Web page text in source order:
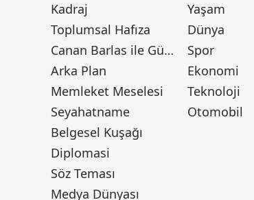
Kadraj
Toplumsal Hafıza
Canan Barlas ile Gündem
Arka Plan
Memleket Meselesi
Seyahatname
Belgesel Kuşağı
Diplomasi
Söz Teması
Medya Dünyası
Yaşam
Dünya
Spor
Ekonomi
Teknoloji
Otomobil